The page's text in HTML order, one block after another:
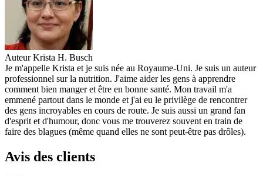
Auteur Krista H. Busch
Je m'appelle Krista et je suis née au Royaume-Uni. Je suis un auteur
professionnel sur la nutrition. J'aime aider les gens à apprendre
comment bien manger et être en bonne santé. Mon travail m'a
emmené partout dans le monde et j'ai eu le privilège de rencontrer
des gens incroyables en cours de route. Je suis aussi un grand fan
d'esprit et d'humour, donc vous me trouverez souvent en train de
faire des blagues (même quand elles ne sont peut-être pas drôles).
Avis des clients